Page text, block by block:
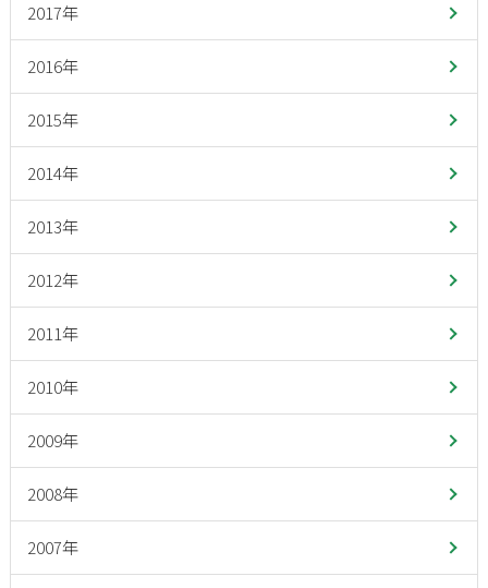
2017年
2016年
2015年
2014年
2013年
2012年
2011年
2010年
2009年
2008年
2007年